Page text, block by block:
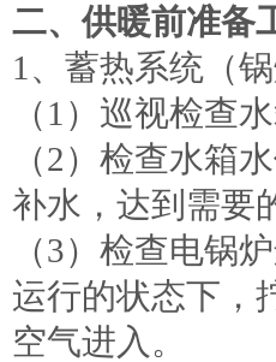
二、供暖前准备
1、蓄热系统（
（1）巡视检查
（2）检查水箱
补水，达到需要
（3）检查电锅
运行的状态下，
空气进入。